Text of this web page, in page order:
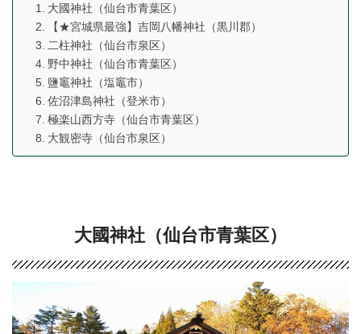
大國神社（仙台市青葉区）
【★宮城県最強】吉岡八幡神社（黒川郡）
二柱神社（仙台市泉区）
野中神社（仙台市青葉区）
鹽竈神社（塩竈市）
佐沼津島神社（登米市）
極楽山西方寺（仙台市青葉区）
大観密寺（仙台市泉区）
大國神社（仙台市青葉区）